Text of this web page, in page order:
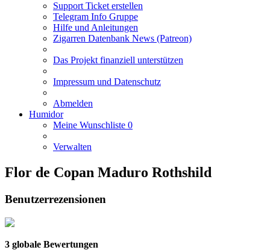
Support Ticket erstellen
Telegram Info Gruppe
Hilfe und Anleitungen
Zigarren Datenbank News (Patreon)
Das Projekt finanziell unterstützen
Impressum und Datenschutz
Abmelden
Humidor
Meine Wunschliste 0
Verwalten
Flor de Copan Maduro Rothshild
Benutzerrezensionen
3 globale Bewertungen